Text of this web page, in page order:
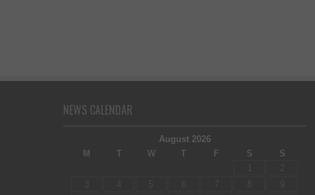
NEWS CALENDAR
August 2026
M
T W T F S
S
1
2
3
5 7 8